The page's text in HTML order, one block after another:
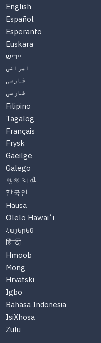
English
Español
Esperanto
Euskara
יידיש
ایرانی
فارسی
فارسی
Filipino
Tagalog
Français
Frysk
Gaeilge
Galego
ગુજરાતી
한국인
Hausa
Ōlelo Hawaiʻi
Հայերեն
हिंदी
Hmoob
Mong
Hrvatski
Igbo
Bahasa Indonesia
IsiXhosa
Zulu